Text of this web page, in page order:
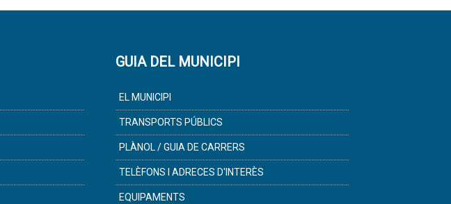
GUIA DEL MUNICIPI
EL MUNICIPI
TRANSPORTS PÚBLICS
PLÀNOL / GUIA DE CARRERS
TELÈFONS I ADRECES D'INTERÈS
EQUIPAMENTS